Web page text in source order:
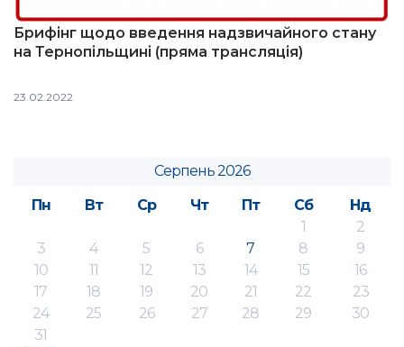
Брифінг щодо введення надзвичайного стану
на Тернопільщині (пряма трансляція)
23.02.2022
Серпень 2026
Пн
Вт Ср Чт Пт Сб
Нд
1
2
3
4 5 6 7 8
9
10
11 12 13 14 15
16
17
18 19 20 21 22
23
24
25 26 27 28 29
30
31